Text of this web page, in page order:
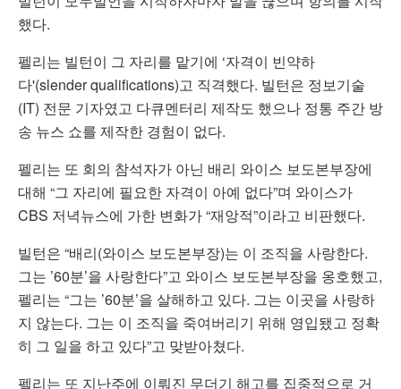
했다.
펠리는 빌턴이 그 자리를 맡기에 ‘자격이 빈약하
다'(slender qualifications)고 직격했다. 빌턴은 정보기술
(IT) 전문 기자였고 다큐멘터리 제작도 했으나 정통 주간 방
송 뉴스 쇼를 제작한 경험이 없다.
펠리는 또 회의 참석자가 아닌 배리 와이스 보도본부장에
대해 “그 자리에 필요한 자격이 아예 없다”며 와이스가
CBS 저녁뉴스에 가한 변화가 “재앙적”이라고 비판했다.
빌턴은 “배리(와이스 보도본부장)는 이 조직을 사랑한다.
그는 ’60분’을 사랑한다”고 와이스 보도본부장을 옹호했고,
펠리는 “그는 ’60분’을 살해하고 있다. 그는 이곳을 사랑하
지 않는다. 그는 이 조직을 죽여버리기 위해 영입됐고 정확
히 그 일을 하고 있다”고 맞받아쳤다.
펠리는 또 지난주에 이뤄진 무더기 해고를 집중적으로 거